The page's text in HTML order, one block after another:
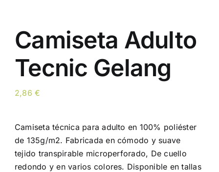
Camiseta Adulto
Tecnic Gelang
2,86€
Camiseta técnica para adulto en 100% poliéster
de 135g/m2. Fabricada en cómodo y suave
tejido transpirable microperforado, De cuello
redondo y en varios colores. Disponible en tallas